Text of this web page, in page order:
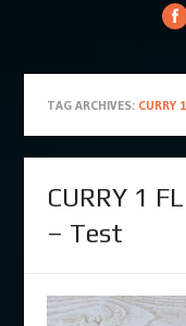
TAG ARCHIVES: CURRY 1
CURRY 1
– Test